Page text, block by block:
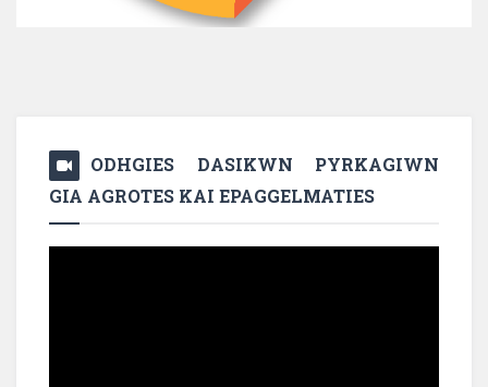
ODHGIES DASIKWN PYRKAGIWN
GIA AGROTES KAI EPAGGELMATIES